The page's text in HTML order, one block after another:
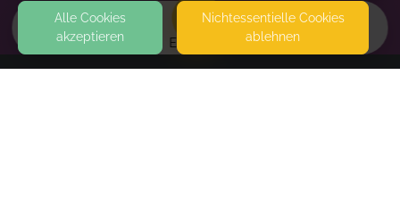
EVENTS
Alle Cookies
akzeptieren
Nicht­essentielle Cookies
ablehnen